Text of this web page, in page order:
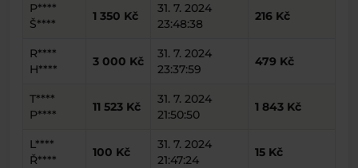
P****
Š****
1 350 Kč
31. 7. 2024
23:48:38
216 Kč
R****
H****
3 000 Kč
31. 7. 2024
23:37:59
479 Kč
T****
P****
11 523 Kč
31. 7. 2024
21:50:50
1 843 Kč
L****
Ř****
100 Kč
31. 7. 2024
21:47:24
15 Kč